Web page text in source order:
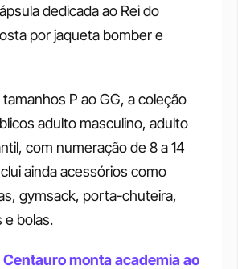
dedicada ao Rei do
por jaqueta bomber e
P ao GG, a coleção
adulto masculino, adulto
com numeração de 8 a 14
ainda acessórios como
gymsack, porta-chuteira,
e bolas.
Centauro monta academia ao